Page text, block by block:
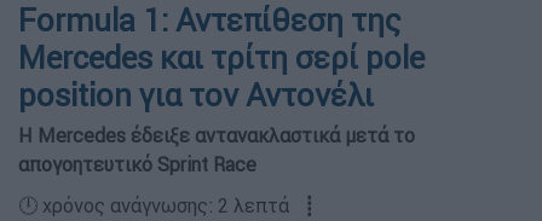
Formula 1: Αντεπίθεση της
Mercedes και τρίτη σερί pole
position για τον Αντονέλι
Η Mercedes έδειξε αντανακλαστικά μετά το
απογοητευτικό Sprint Race
🕛 χρόνος ανάγνωσης: 2 λεπτά ┋